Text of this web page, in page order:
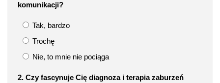
komunikacji?
Tak, bardzo
Trochę
Nie, to mnie nie pociąga
2. Czy fascynuje Cię diagnoza i terapia zaburzeń